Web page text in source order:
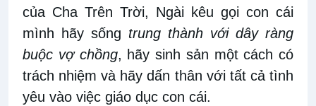
của Cha Trên Trời, Ngài kêu gọi con cái
mình hãy sống trung thành với dây ràng
buộc vợ chồng, hãy sinh sản một cách có
trách nhiệm và hãy dấn thân với tất cả tình
yêu vào việc giáo dục con cái.